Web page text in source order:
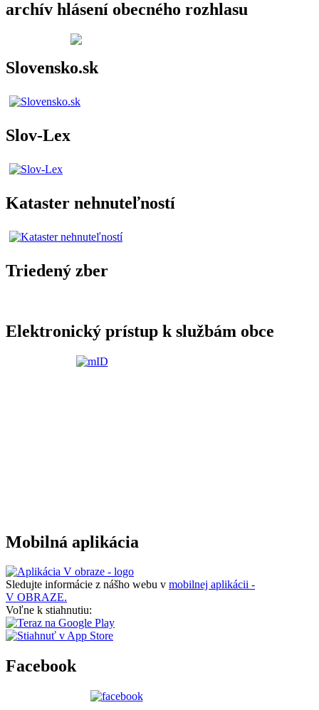
archív hlásení obecného rozhlasu
Slovensko.sk
Slov-Lex
Kataster nehnuteľností
Triedený zber
Elektronický prístup k službám obce
Mobilná aplikácia
Sledujte informácie z nášho webu v mobilnej aplikácii -
V OBRAZE.
Voľne k stiahnutiu:
Facebook